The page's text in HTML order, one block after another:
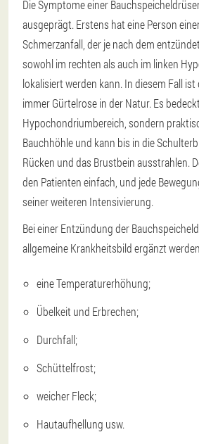
Die Symptome einer
ausgeprägt. Erstens hat eine Person
Schmerzanfall, der je nach dem
sowohl im rechten als auch im linken
lokalisiert werden kann. In diesem Fall
immer Gürtelrose in der Natur. Es
Hypochondriumbereich, sondern
Bauchhöhle und kann bis in die
Rücken und das Brustbein ausstrahlen.
den Patienten einfach, und jede
seiner weiteren Intensivierung.
Bei einer Entzündung der
allgemeine Krankheitsbild ergänzt
eine Temperaturerhöhung;
Übelkeit und Erbrechen;
Durchfall;
Schüttelfrost;
weicher Fleck;
Hautaufhellung usw.